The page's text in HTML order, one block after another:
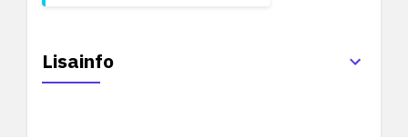
Lisainfo